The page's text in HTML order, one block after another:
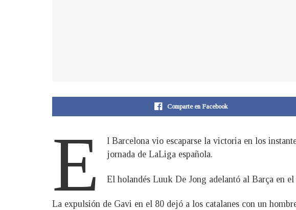
Comparte en Facebook
E
l Barcelona vio escaparse la victoria en los
jornada de LaLiga española.
El holandés Luuk De Jong adelantó al Barça en
La expulsión de Gavi en el 80 dejó a los catalanes con un